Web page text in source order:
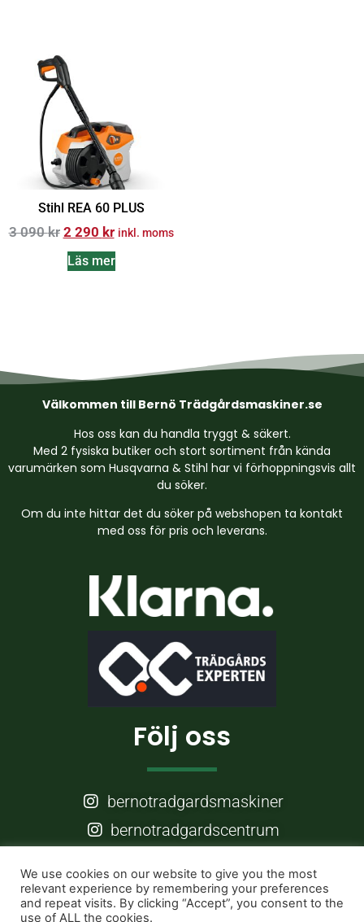
Stihl REA 60 PLUS
3 090kr 2 290 kr inkl. moms
Läs mer
Välkommen till Bernö Trädgårdsmaskiner.se
Hos oss kan du handla tryggt & säkert.
Med 2 fysiska butiker och stort sortiment från kända
varumärken som Husqvarna & Stihl har vi förhoppningsvis allt
du söker.
Om du inte hittar det du söker på webshopen ta kontakt
med oss för pris och leverans.
Följ oss
bernotradgardsmaskiner
bernotradgardscentrum
Frågor?
We use cookies on our website to give you the most
relevant experience by remembering your preferences
and repeat visits. By clicking “Accept”, you consent to the
use of ALL the cookies.